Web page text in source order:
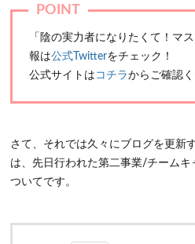
「陰の実力者になりたくて！マ
報は公式Twitterをチェック！
公式サイトは コチラからご確認
さて、それでは久々にブログを更新
は、先日行われた第二事業/チーム
ついてです。